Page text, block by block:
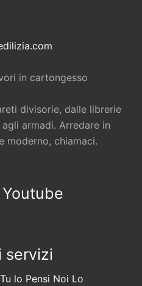
in cartongesso
divisorie, dalle librerie
armadi. Arredare in
moderno, chiamaci.
servizi
lo Pensi Noi Lo